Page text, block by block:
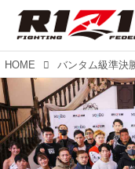
HOME